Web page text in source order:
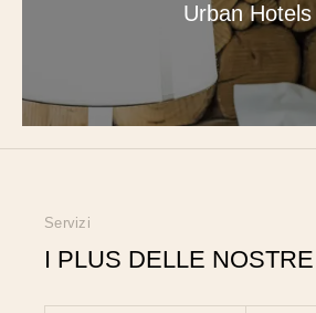
Urban Hotels
Servizi
I PLUS DELLE